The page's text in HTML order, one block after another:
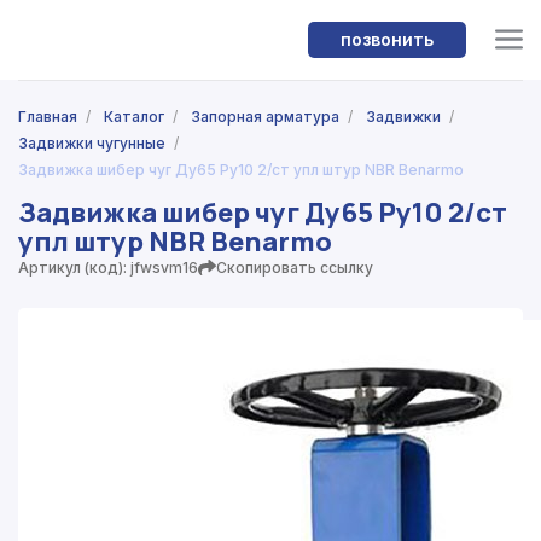
позвонить
Главная / Каталог / Запорная арматура / Задвижки /
Задвижки чугунные /
Задвижка шибер чуг Ду65 Ру10 2/ст упл штур NBR Benarmo
Задвижка шибер чуг Ду65 Ру10 2/ст
упл штур NBR Benarmo
Артикул (код): jfwsvm16 Скопировать ссылку